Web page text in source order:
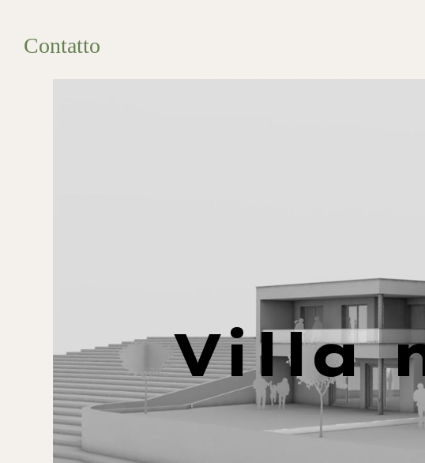
Contatto
Villa